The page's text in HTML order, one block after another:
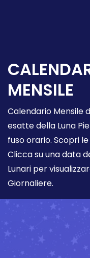
MENSILE
Calendario Mensile
esatte della Luna
fuso orario. Scopri le
Clicca su una data
Lunari per
Giornaliere.